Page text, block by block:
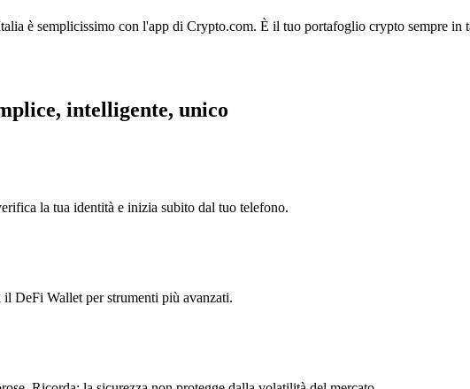
è semplicissimo con l'app di Crypto.com. È il tuo portafoglio crypto sempre in
intelligente, unico
la tua identità e inizia subito dal tuo telefono.
DeFi Wallet per strumenti più avanzati.